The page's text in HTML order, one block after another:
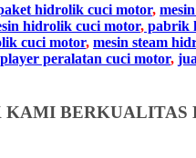
hidrolik cuci motor,
hidrolik cuci motor, pabrik
cuci motor, mesin steam
peralatan cuci motor,
BERKUALITAS